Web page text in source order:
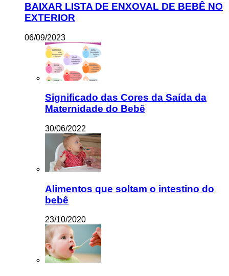
BAIXAR LISTA DE ENXOVAL DE BEBÊ NO
EXTERIOR
06/09/2023
Significado das Cores da Saída da
Maternidade do Bebê
30/06/2022
Alimentos que soltam o intestino do
bebê
23/10/2020